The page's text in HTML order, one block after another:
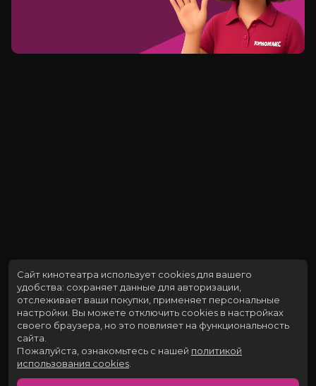
Сайт кинотеатра использует cookies для вашего
удобства: сохраняет данные для авторизации,
отслеживает ваши покупки, применяет персональные
настройки. Вы можете отключить cookies в настройках
своего браузера, но это повлияет на функциональность
сайта.
Пожалуйста, ознакомьтесь с нашей политикой
использования cookies